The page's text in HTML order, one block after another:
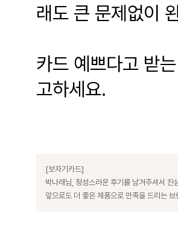
래도 큰 문제없이
카드 예쁘다고 받
고하세요.
[보자기카드]
박나래님, 정성스러운 후기를 남겨주셔서 진
앞으로도 더 좋은 제품으로 만족을 드리는